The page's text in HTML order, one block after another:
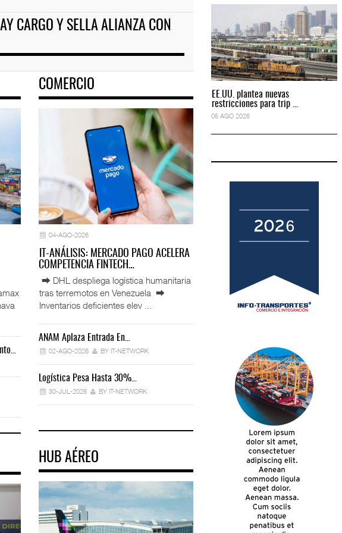
CARGO Y SELLA ALIANZA CON
COMERCIO
04-AGO-2026
IT-ANÁLISIS: MERCADO PAGO ACELERA
COMPETENCIA FINTECH…
⮕ DHL despliega logística humanitaria
tras terremotos en Venezuela ⮕
Inventarios deficientes elev ...
ANAM Aplaza Entrada En…
02-AGO-2026 BY IT-NETWORK
Logística Pesa Hasta 30%…
30-JUL-2026 BY IT-NETWORK
BY IT-NETWORK
Exportaciones Elevan Superávit Comercial…
29-JUL-2026 BY IT-NETWORK
HUB AÉREO
EE.UU. plantea nuevas
EE.UU. plantea nuevas
restricciones para trip ...
05 AGO 2026
EE.UU. plantea nuevas restricciones para tripul